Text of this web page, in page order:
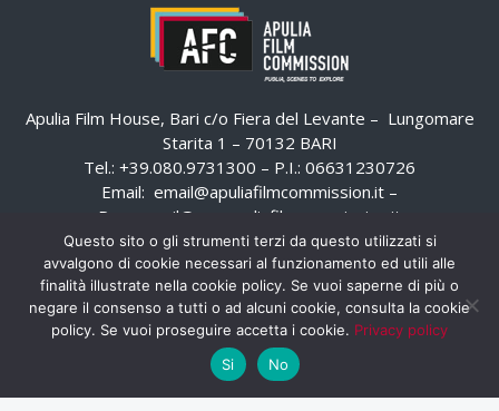
Apulia Film House, Bari c/o Fiera del Levante – Lungomare
Starita 1 – 70132 BARI
Tel.: +39.080.9731300 – P.I.: 06631230726
Email: email@apuliafilmcommission.it –
Pec:
email@pec.apuliafilmcommission.it
Questo sito o gli strumenti terzi da questo utilizzati si
avvalgono di cookie necessari al funzionamento ed utili alle
finalità illustrate nella cookie policy. Se vuoi saperne di più o
negare il consenso a tutti o ad alcuni cookie, consulta la cookie
policy. Se vuoi proseguire accetta i cookie. Privacy policy
Si
No